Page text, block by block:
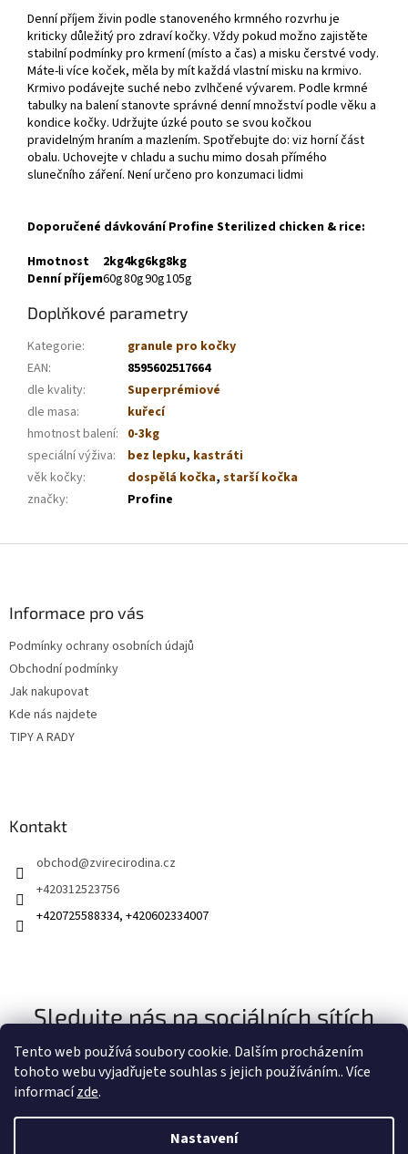
Tento web používá soubory cookie. Dalším procházením
tohoto webu vyjadřujete souhlas s jejich používáním.. Více
informacízde.
Nastavení
Denní příjem živin podle stanoveného krmného rozvrhu je
kriticky důležitý pro zdraví kočky. Vždy pokud možno zajistěte
stabilní podmínky pro krmení (místo a čas) a misku čerstvé vody.
Máte-li více koček, měla by mít každá vlastní misku na krmivo.
Krmivo podávejte suché nebo zvlhčené vývarem. Podle krmné
tabulky na balení stanovte správné denní množství podle věku a
kondice kočky. Udržujte úzké pouto se svou kočkou
pravidelným hraním a mazlením. Spotřebujte do: viz horní část
obalu. Uchovejte v chladu a suchu mimo dosah přímého
slunečního záření. Není určeno pro konzumaci lidmi
Doporučené dávkování Profine Sterilized chicken & rice:
Hmotnost
2kg4kg6kg8kg
Denní příjem60g80g90g105g
Doplňkové parametry
Kategorie:
granule pro kočky
EAN:
8595602517664
dle kvality:
Superprémiové
dle masa:
kuřecí
hmotnost balení: 0-3kg
speciální výživa: bez lepku, kastráti
věk kočky: dospělá kočka, starší kočka
značky: Profine
Informace pro vás
Podmínky ochrany osobních údajů
Obchodní podmínky
Jak nakupovat
Kde nás najdete
TIPY A RADY
Kontakt
obchod@zvirecirodina.cz
+420312523756
+420725588334, +420602334007
Sledujte nás na sociálních sítích
Vytvořil Shoptet